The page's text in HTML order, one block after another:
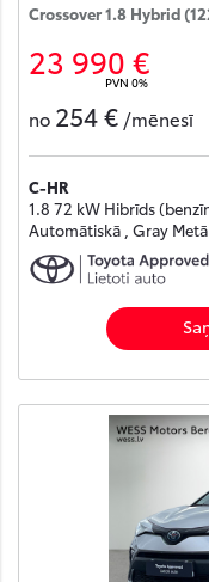
Crossover 1.8 Hybrid
23 990 €
PVN 0%
no 254 € /mēnesī
C-HR
1.8 72 kW Hibrīds
Automātiskā , Gray